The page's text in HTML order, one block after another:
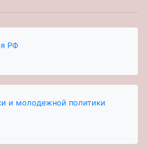
РФ
и молодежной политики